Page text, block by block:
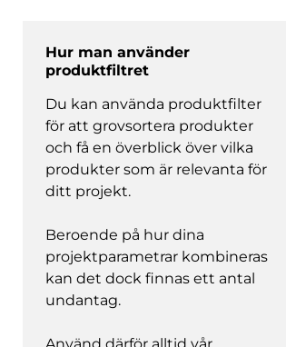
Hur man använder
produktfiltret
Du kan använda produktfilter
för att grovsortera produkter
och få en överblick över vilka
produkter som är relevanta för
ditt projekt.
Beroende på hur dina
projektparametrar kombineras
kan det dock finnas ett antal
undantag.